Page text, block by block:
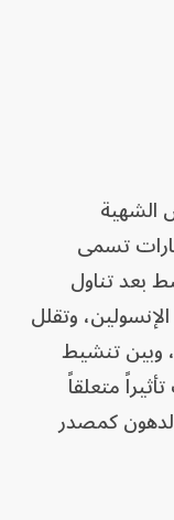
الشهية
تسمى
بعد تناول
وتقلل
وبين تنشيط
متعلقاً
كمصدر